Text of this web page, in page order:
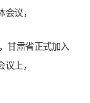
议，
甘肃省正式加入
上，